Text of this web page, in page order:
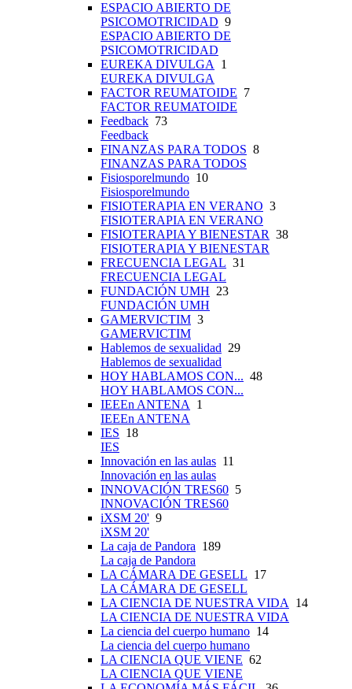
ESPACIO ABIERTO DE
PSICOMOTRICIDAD 9
ESPACIO ABIERTO DE
PSICOMOTRICIDAD
EUREKA DIVULGA
1
EUREKA DIVULGA
FACTOR REUMATOIDE 7
FACTOR REUMATOIDE
Feedback 73
Feedback
FINANZAS PARA TODOS 8
FINANZAS PARA TODOS
Fisiosporelmundo 10
Fisiosporelmundo
FISIOTERAPIA EN VERANO 3
FISIOTERAPIA EN VERANO
FISIOTERAPIA Y BIENESTAR 38
FISIOTERAPIA Y BIENESTAR
FRECUENCIA LEGAL 31
FRECUENCIA LEGAL
FUNDACIÓN UMH 23
FUNDACIÓN UMH
GAMERVICTIM 3
GAMERVICTIM
Hablemos de sexualidad 29
Hablemos de sexualidad
HOY HABLAMOS CON... 48
HOY HABLAMOS CON...
IEEEn ANTENA
1
IEEEn ANTENA
IES 18
IES
Innovación en las aulas 11
Innovación en las aulas
INNOVACIÓN TRES60 5
INNOVACIÓN TRES60
iXSM 20' 9
iXSM 20'
La caja de Pandora 189
La caja de Pandora
LA CÁMARA DE GESELL 17
LA CÁMARA DE GESELL
LA CIENCIA DE NUESTRA VIDA
14
LA CIENCIA DE NUESTRA VIDA
La ciencia del cuerpo humano 14
La ciencia del cuerpo humano
LA CIENCIA QUE VIENE 62
LA CIENCIA QUE VIENE